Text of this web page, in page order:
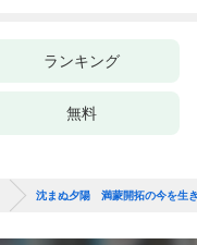
ランキング
無料
沈まぬ夕陽 満蒙開拓の今を生